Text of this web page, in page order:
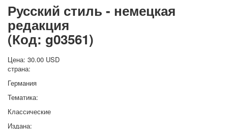
О сайте
Ссылки
Наше видео
доставка
Избранное
Русский стиль - немецкая
редакция
(Код: g03561)
Цена: 30.00 USD
страна:
Германия
Тематика:
Классические
Издана: